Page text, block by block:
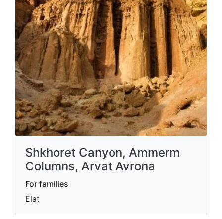
Shkhoret Canyon, Ammerm
Columns, Arvat Avrona
For families
Elat